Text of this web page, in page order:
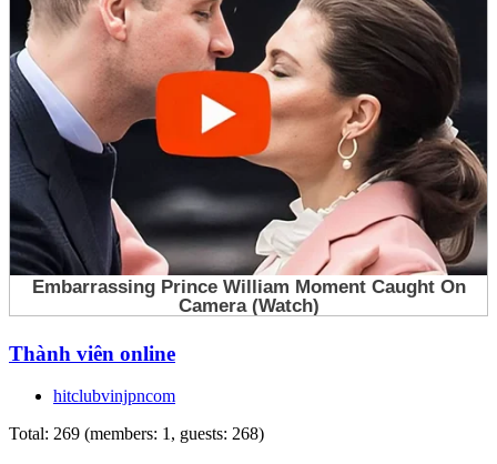
Thành viên online
hitclubvinjpncom
Total: 269 (members: 1, guests: 268)